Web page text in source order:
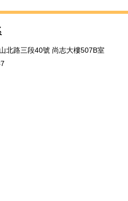
北路三段40號 尚志大樓507B室